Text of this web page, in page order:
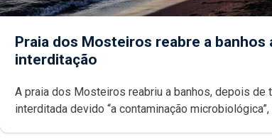
Praia dos Mosteiros reabre a banhos
interditação
A praia dos Mosteiros reabriu a banhos, depois de ter
interditada devido “a contaminação microbiológica”, pela terceira vez